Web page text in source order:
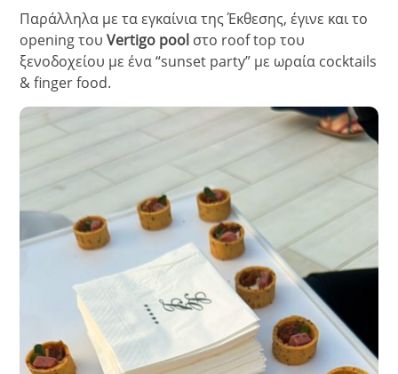
Παράλληλα με τα εγκαίνια της Έκθεσης, έγινε και το
opening τουVertigo pool στο roof top του
ξενοδοχείου με ένα “sunset party” με ωραία cocktails
& finger food.